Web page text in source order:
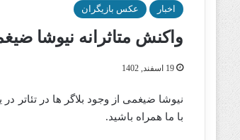
اخبار عکس بازیگران
واکنش متاثرانه نیوشا
19 اسفند, 1402
نیوشا ضیغمی از وجود بلاگر ها در
با ما همراه باشید.